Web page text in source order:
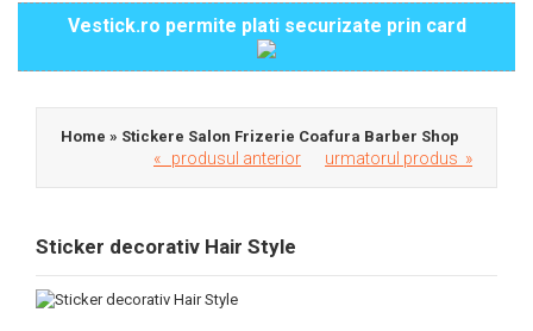
Vestick.ro permite plati securizate prin card
Home » Stickere Salon Frizerie Coafura Barber Shop
« produsul anterior urmatorul produs »
Sticker decorativ Hair Style